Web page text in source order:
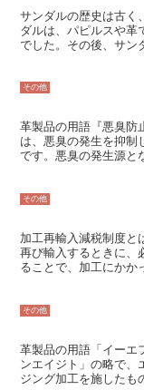
工程や廃棄処分時の環
は、EU加盟国に本社
が承認されると、製
れます。このラベル
作られており、廃棄処
す。EUエコラベルの
目指して、継続的に改
サンダルの歴史は古く
ダルは、パピルスや革
でした。その後、サン
が開いているタイプ、
革、布、ゴムなど、様々な素
に履く履物として人
す。また、サンダルは
合わせることができます。 サンダルは、履くことで足元
適に保つことができ
その他
革製品の用語『悪臭防止法』とは？ 悪臭
は、悪臭の発生を抑制
です。悪臭の発生源と
悪影響を及ぼし、不眠
て、悪臭の防止対策
策には、以下のものが挙げられます。
・悪臭を発生させない
も、それが外部に漏れ
部に漏れないようにする。 悪臭防止法は、公衆衛生を
の重要な法律です。悪
講じて、悪臭の発生
その他
加工再輸入減税制度と
再び輸入するときに、
ることで、加工にかか
点です。加工費や輸入
り有利な価格で製品
利用することで、国
めに海外に製品を輸出
保護することができる
その他
革製品の用語「イーエ
ンエイジト」の略で、
ジング加工を施したも